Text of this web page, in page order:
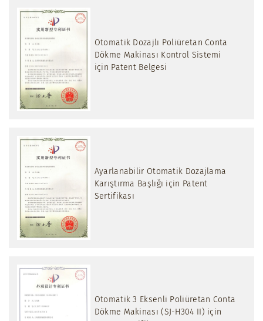
Otomatik Dozajlı Poliüretan Conta
Dökme Makinası Kontrol Sistemi
için Patent Belgesi
Ayarlanabilir Otomatik Dozajlama
Karıştırma Başlığı için Patent
Sertifikası
Otomatik 3 Eksenli Poliüretan Conta
Dökme Makinası (SJ-H304 II) için